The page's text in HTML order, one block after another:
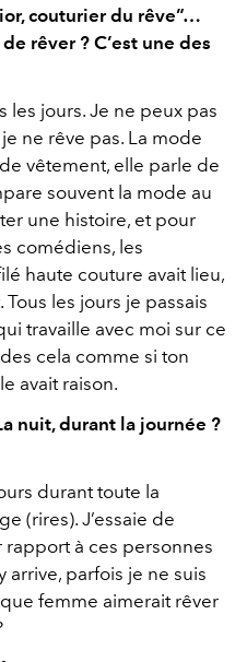
couturier du rêve”…
rêver ? C’est une des
les jours. Je ne peux pas
ne rêve pas. La mode
vêtement, elle parle de
souvent la mode au
une histoire, et pour
comédiens, les
haute couture avait lieu,
les jours je passais
travaille avec moi sur ce
cela comme si ton
avait raison.
nuit, durant la journée ?
durant toute la
(rires). J’essaie de
à ces personnes
arrive, parfois je ne suis
femme aimerait rêver